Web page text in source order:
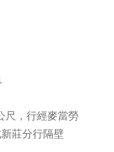
尺，行經麥當勞
莊分行隔壁